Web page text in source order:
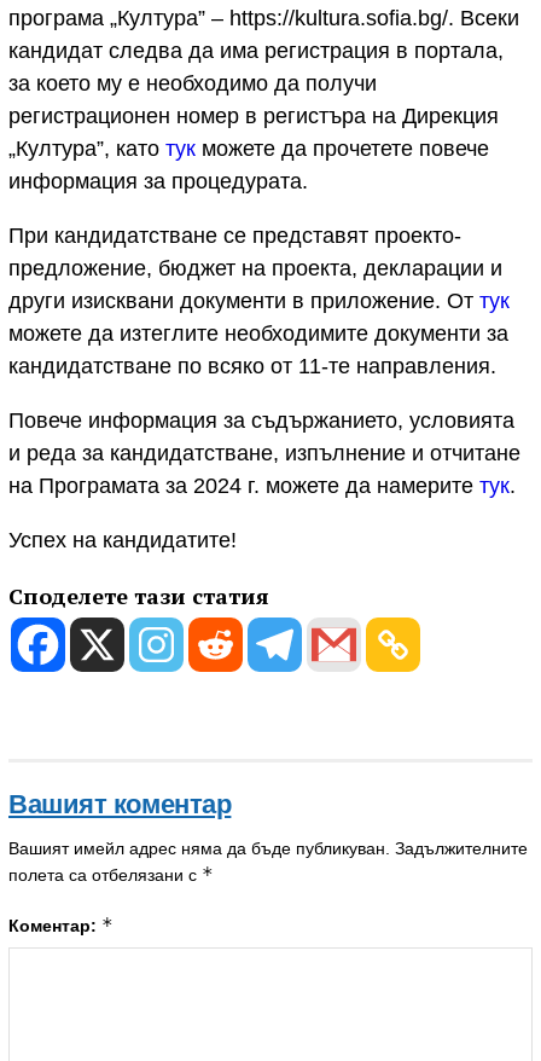
програма „Култура” – https://kultura.sofia.bg/. Всеки
кандидат следва да има регистрация в портала,
за което му е необходимо да получи
регистрационен номер в регистъра на Дирекция
„Култура”, като тук можете да прочетете повече
информация за процедурата.
При кандидатстване се представят проекто-
предложение, бюджет на проекта, декларации и
други изисквани документи в приложение. От тук
можете да изтеглите необходимите документи за
кандидатстване по всяко от 11-те направления.
Повече информация за съдържанието, условията
и реда за кандидатстване, изпълнение и отчитане
на Програмата зa 2024 г. можете да намерите тук.
Успех на кандидатите!
Споделете тази статия
Вашият коментар
Вашият имейл адрес няма да бъде публикуван. Задължителните
полета са отбелязани с *
Коментар: *